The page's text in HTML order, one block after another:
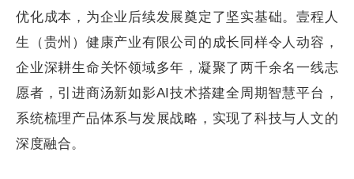
优化成本，为企业后续发展奠定了坚实基础。壹程人
生（贵州）健康产业有限公司的成长同样令人动容，
企业深耕生命关怀领域多年，凝聚了两千余名一线志
愿者，引进商汤新如影AI技术搭建全周期智慧平台，
系统梳理产品体系与发展战略，实现了科技与人文的
深度融合。